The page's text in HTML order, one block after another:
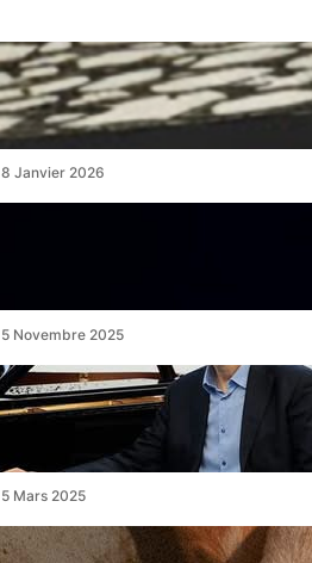
« Artistes en Vitrine »:
L’éclat qui réveille les cœurs
de ville
8 Janvier 2026
5 Novembre 2025
« Le Disciple » de Mikhaïl
Rudy à Perpignan le
vendredi 7 mars
5 Mars 2025
« Qui est le moins clair » : ce